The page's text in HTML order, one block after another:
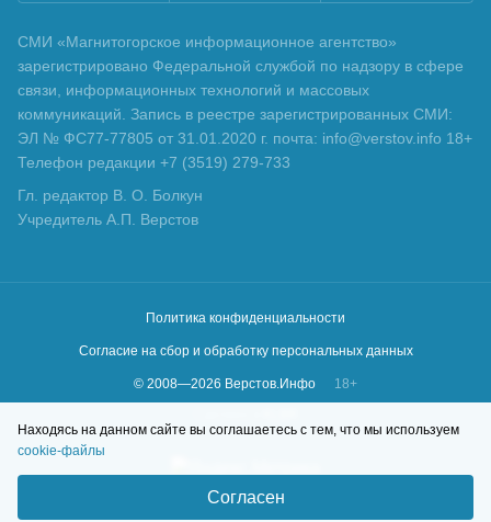
СМИ «Магнитогорское информационное агентство»
зарегистрировано Федеральной службой по надзору в сфере
связи, информационных технологий и массовых
коммуникаций. Запись в реестре зарегистрированных СМИ:
ЭЛ № ФС77-77805 от 31.01.2020 г. почта: info@verstov.info 18+
Телефон редакции +7 (3519) 279-733
Гл. редактор В. О. Болкун
Учредитель А.П. Верстов
Политика конфиденциальности
Согласие на сбор и обработку персональных данных
© 2008—2026 Верстов.Инфо
18+
Находясь на данном сайте вы соглашаетесь с тем, что мы используем
cookie-файлы
Согласен